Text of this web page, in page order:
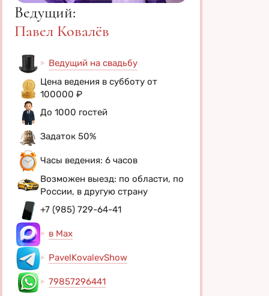
Ведущий:
Павел Ковалёв
Ведущий на свадьбу
Цена ведения в субботу от
100000 ₽
До 1000 гостей
Задаток 50%
Часы ведения: 6 часов
Возможен выезд: по области, по
России, в другую страну
+7 (985) 729-64-41
в Max
PavelKovalevShow
79857296441